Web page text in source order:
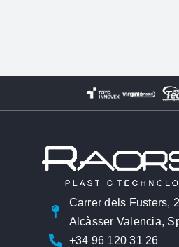
Carrer dels Fusters,
Alcàsser Valencia,
+34 96 120 31 26